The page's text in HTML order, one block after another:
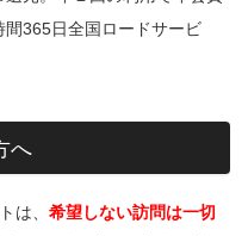
365日全国ロードサービ
へ
は、 希望しない訪問は一切